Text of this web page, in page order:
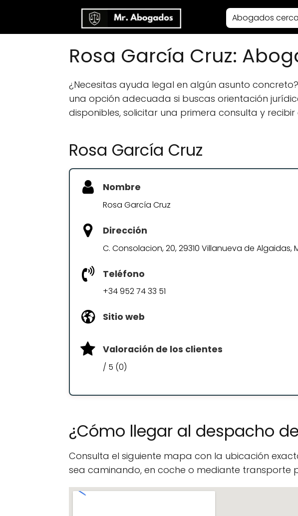
Abogados cerca
Rosa García Cruz:
¿Necesitas ayuda legal en algún asunto
una opción adecuada si buscas orientación
disponibles, solicitar una primera consulta y
Rosa García Cruz
Nombre
Rosa García Cruz
Dirección
C. Consolacion, 20, 29310 Villanueva de Algaidas,
Teléfono
+34 952 74 33 51
Sitio web
Valoración de los clientes
/ 5 (0)
¿Cómo llegar al despacho
Consulta el siguiente mapa con la ubicación
sea caminando, en coche o mediante transporte